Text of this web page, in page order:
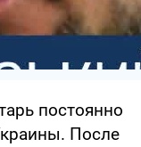
постоянно
После